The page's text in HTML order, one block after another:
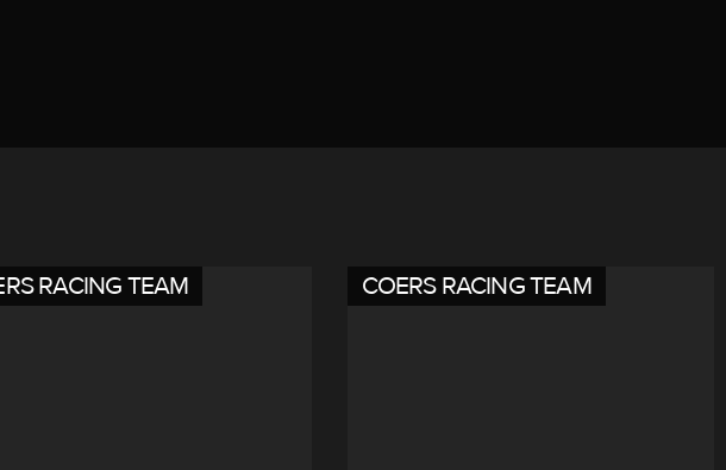
RACING TEAM COERS RACING TEAM